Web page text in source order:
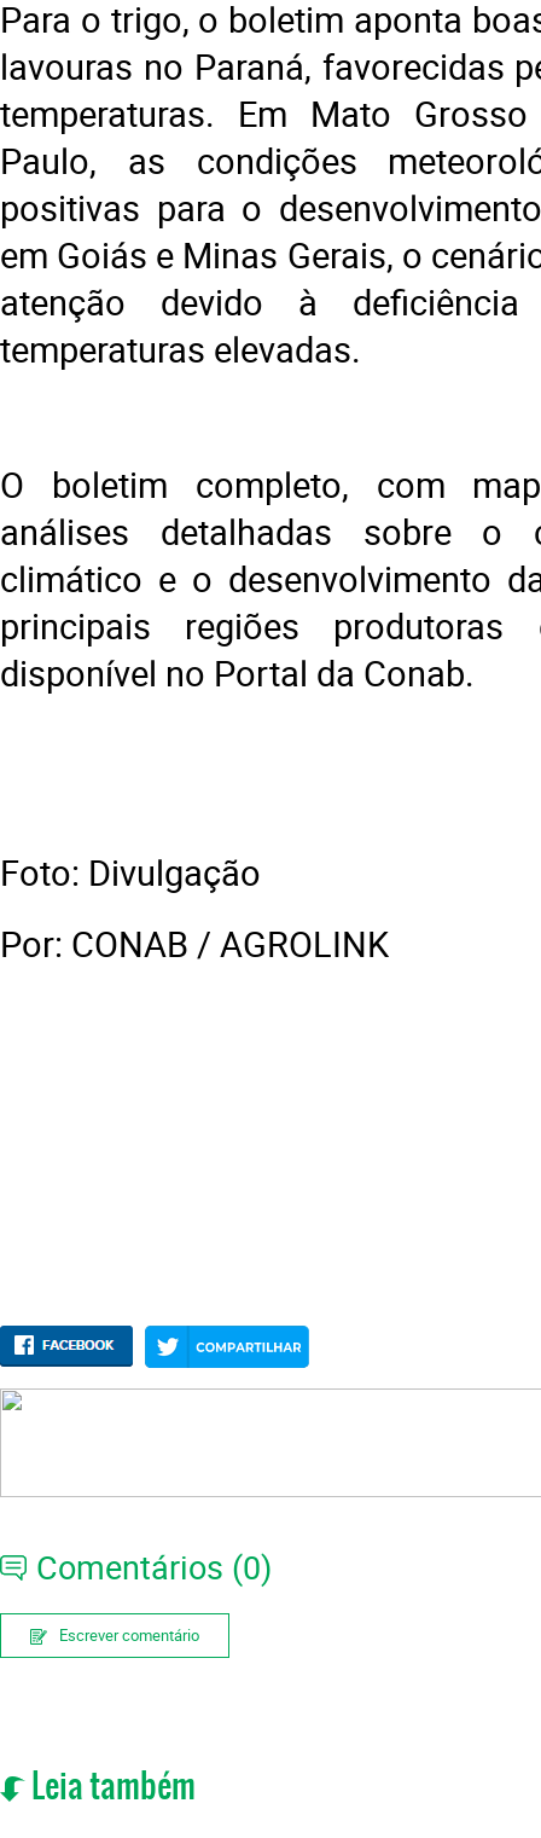
Para o trigo, o boletim aponta
lavouras no Paraná, favorecidas
temperaturas. Em Mato
Paulo, as condições
positivas para o
em Goiás e Minas Gerais, o
atenção devido à
temperaturas elevadas.
O boletim completo, com
análises detalhadas sobre o
climático e o desenvolvimento
principais regiões
disponível no Portal da Conab.
Foto: Divulgação
Por: CONAB / AGROLINK
Comentários (0)
Escrever comentário
Leia também